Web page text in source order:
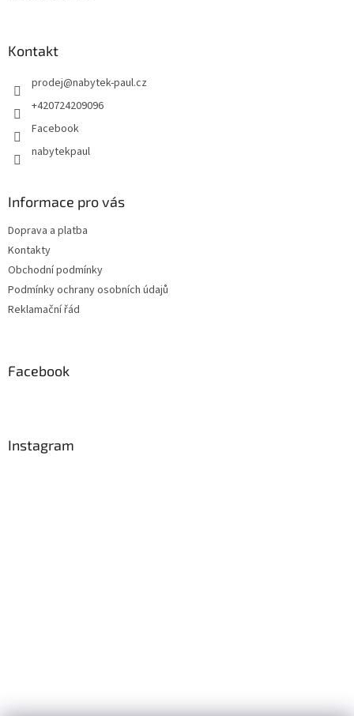
Kontakt
prodej@nabytek-paul.cz
+420724209096
Facebook
nabytekpaul
Informace pro vás
Doprava a platba
Kontakty
Obchodní podmínky
Podmínky ochrany osobních údajů
Reklamační řád
Facebook
Instagram